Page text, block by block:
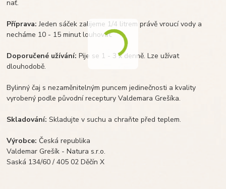
nať.
Příprava: Jeden sáček zalijeme 1/4 litrem právě vroucí vody a
necháme 10 - 15 minut louhovat.
Doporučené užívání: Pije se 1 - 3 x denně. Lze užívat
dlouhodobě.
Bylinný čaj s nezaměnitelným puncem jedinečnosti a kvality
vyrobený podle původní receptury Valdemara Grešíka.
Skladování:Skladujte v suchu a chraňte před teplem.
Výrobce: Česká republika
Valdemar Grešík - Natura s.r.o.
Saská 134/60 / 405 02 Děčín X